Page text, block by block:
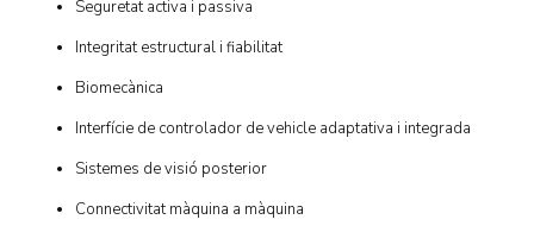
Seguretat activa i passiva
Integritat estructural i fiabilitat
Biomecànica
Interfície de controlador de vehicle adaptativa i integrada
Sistemes de visió posterior
Connectivitat màquina a màquina